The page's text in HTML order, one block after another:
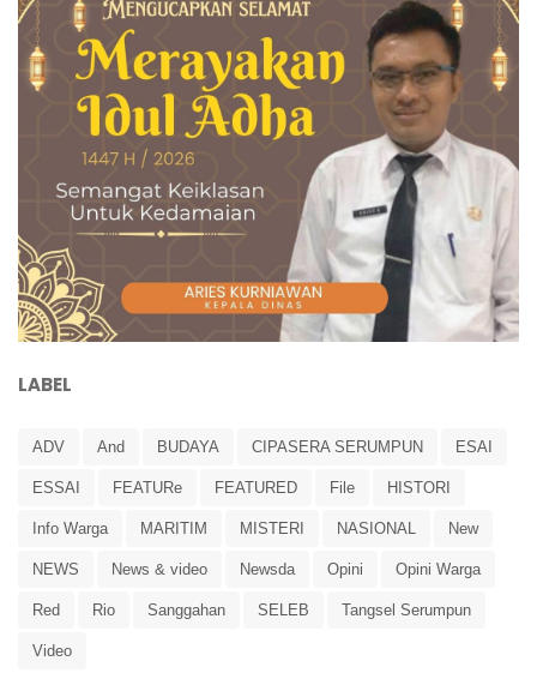
LABEL
ADV And BUDAYA CIPASERA SERUMPUN ESAI
ESSAI FEATURe FEATURED File HISTORI
Info Warga MARITIM MISTERI NASIONAL New
NEWS News & video Newsda Opini Opini Warga
Red Rio Sanggahan SELEB Tangsel Serumpun
Video